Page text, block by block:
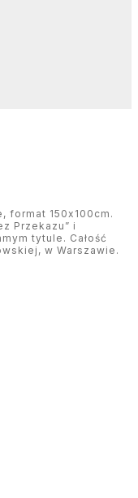
format 150x100cm.
Przekazu” i
tytule. Całość
w Warszawie.